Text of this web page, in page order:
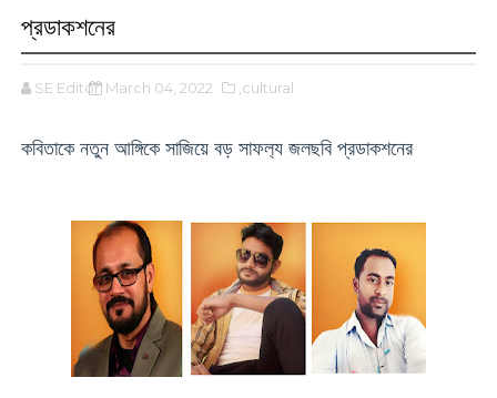
প্রডাকশনের
SE Editor March 04, 2022 ,cultural
কবিতাকে নতুন আঙ্গিকে সাজিয়ে বড় সাফল‍্য জলছবি প্রডাকশনের